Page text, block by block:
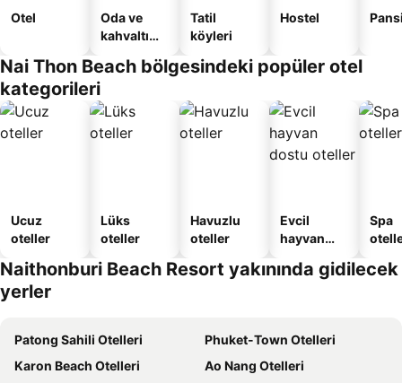
Otel
Oda ve
kahvaltı
oteller
Tatil
köyleri
Hostel
Nai Thon Beach bölgesindeki popüler otel
kategorileri
Ucuz
oteller
Lüks
oteller
Havuzlu
oteller
Evcil
hayvan
oteller
Spa
Naithonburi Beach Resort yakınında gidilecek
yerler
Patong Sahili Otelleri
Phuket-Town Otelleri
Karon Beach Otelleri
Ao Nang Otelleri